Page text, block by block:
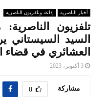
أخبار الناصرية إذاعة وتلفزيون الناصرية
تلفزيون
السيد السيستاني
العشائري في قضاء
3 أكتوبر، 2023
مشاركة 0